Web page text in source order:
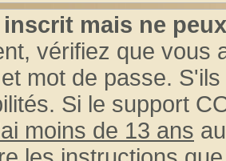
mais ne
vérifiez que vous
mot de passe.
Si le support
moins de 13 ans